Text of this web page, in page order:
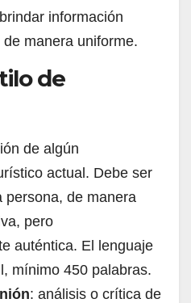
información
manera uniforme.
de
de algún
actual. Debe ser
persona, de manera
pero
auténtica. El lenguaje
mínimo 450 palabras.
: análisis o crítica de